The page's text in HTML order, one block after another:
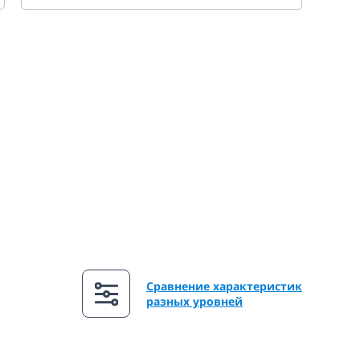
Сравнение характеристик
разных уровней